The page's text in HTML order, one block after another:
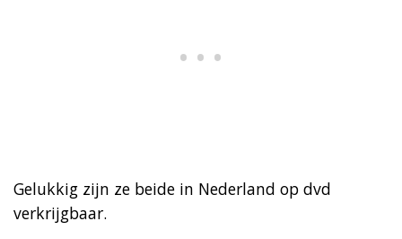
Gelukkig zijn ze beide in Nederland op dvd
verkrijgbaar.